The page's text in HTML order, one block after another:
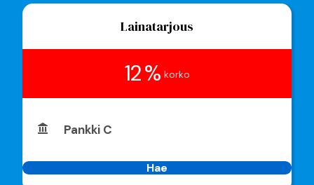
Lainatarjous
12 % korko
Pankki C
Hae